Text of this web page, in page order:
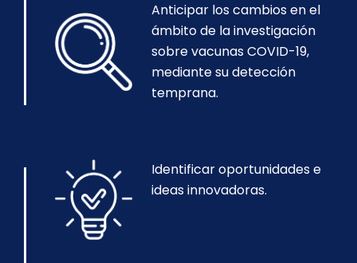
Anticipar los cambios en el
ámbito de la investigación
sobre vacunas COVID-19,
mediante su detección
temprana.
Identificar oportunidades e
ideas innovadoras.